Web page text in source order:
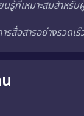
โต้ตอบ ซึ่งจะมีกา
อมการเรียนรู้ที่สร้า